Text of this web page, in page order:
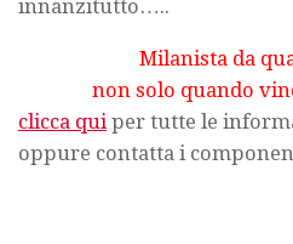
innanzitutto…..
Milanista da
non solo quando
clicca qui per tutte le
oppure contatta i